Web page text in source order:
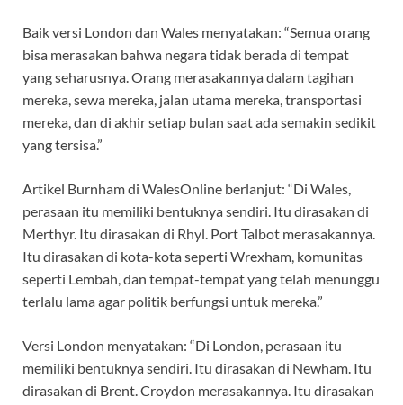
Baik versi London dan Wales menyatakan: “Semua orang
bisa merasakan bahwa negara tidak berada di tempat
yang seharusnya. Orang merasakannya dalam tagihan
mereka, sewa mereka, jalan utama mereka, transportasi
mereka, dan di akhir setiap bulan saat ada semakin sedikit
yang tersisa.”
Artikel Burnham di WalesOnline berlanjut: “Di Wales,
perasaan itu memiliki bentuknya sendiri. Itu dirasakan di
Merthyr. Itu dirasakan di Rhyl. Port Talbot merasakannya.
Itu dirasakan di kota-kota seperti Wrexham, komunitas
seperti Lembah, dan tempat-tempat yang telah menunggu
terlalu lama agar politik berfungsi untuk mereka.”
Versi London menyatakan: “Di London, perasaan itu
memiliki bentuknya sendiri. Itu dirasakan di Newham. Itu
dirasakan di Brent. Croydon merasakannya. Itu dirasakan